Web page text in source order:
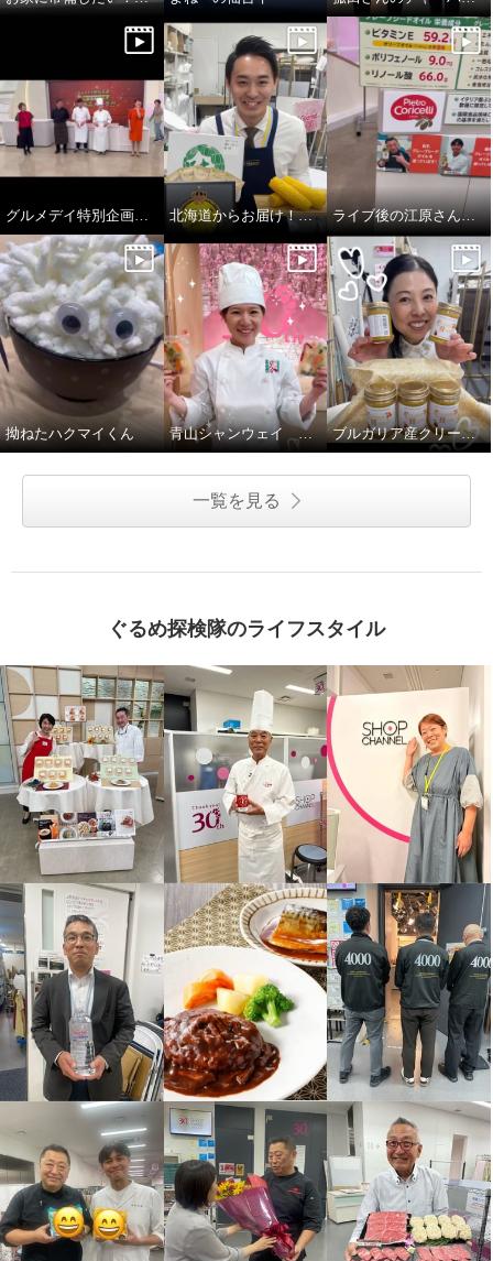
布会
北海道からお届け！スープです！ ライブ後の江原さん…
拗ねたハクマイくん 青山シャンウェイ 中華丼 ブルガリア産クリーミーはちみつ
一覧を見る
ぐるめ探検隊のライフスタイル